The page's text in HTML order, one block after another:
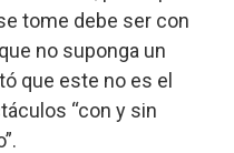
tome debe ser con
no suponga un
que este no es el
“con y sin